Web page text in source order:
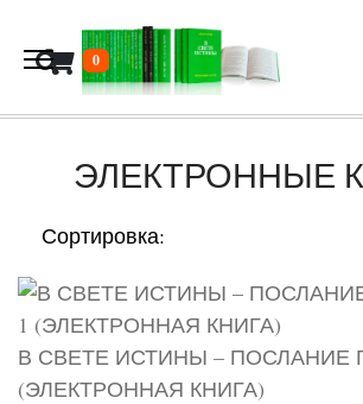
0В корзину
ЭЛЕКТРОННЫЕ
Сортировка:
В СВЕТЕ ИСТИНЫ – ПОСЛАНИЕ
(ЭЛЕКТРОННАЯ КНИГА)